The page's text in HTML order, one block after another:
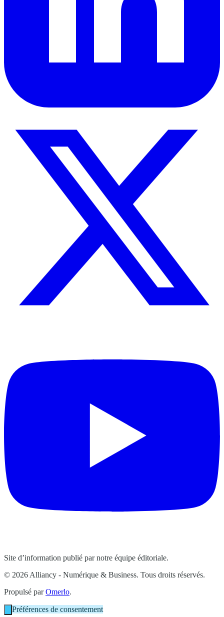
Site d’information publié par notre équipe éditoriale.
© 2026 Alliancy - Numérique & Business. Tous droits réservés.
Propulsé parOmerlo.
Préférences de consentement